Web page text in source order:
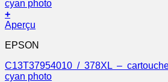
+
Aperçu
EPSON
C13T37954010 / 378XL –
cyan photo